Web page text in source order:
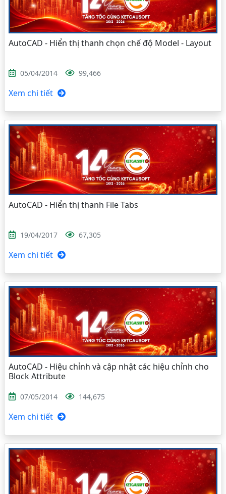
AutoCAD - Hiển thị thanh chọn chế độ Model - Layout
05/04/2014 99,466
Xem chi tiết
AutoCAD - Hiển thị thanh File Tabs
19/04/2017 67,305
Xem chi tiết
AutoCAD - Hiệu chỉnh và cập nhật các hiệu chỉnh cho
Block Attribute
07/05/2014 144,675
Xem chi tiết